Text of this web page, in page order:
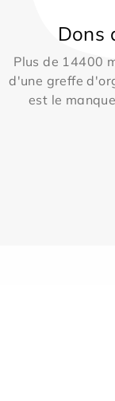
Dons
Plus de 14400
d'une greffe
est le